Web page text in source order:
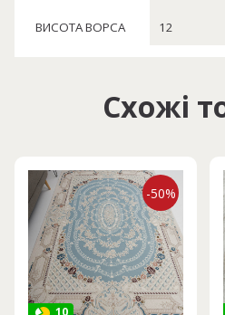
ВИСОТА ВОРСА 12
Схожі
10
-50%